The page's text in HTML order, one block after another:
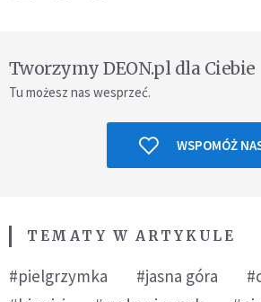
Tworzymy DEON.pl dla Ciebie
Tu możesz nas wesprzeć.
WSPOMÓŻ
TEMATY W ARTYKULE
#pielgrzymka #jasna góra